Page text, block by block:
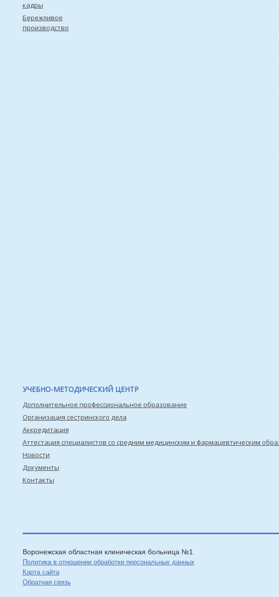
кадры
Бережливое
производство
УЧЕБНО-МЕТОДИЧЕСКИЙ ЦЕНТР
Дополнительное профессиональное образование
Организация сестринского дела
Аккредитация
Аттестация специалистов со средним медицинским и фармацевтическим
Новости
Документы
Контакты
Воронежская областная клиническая больница №1
Политика в отношении обработки персональных данных
Карта сайта
Обратная связь